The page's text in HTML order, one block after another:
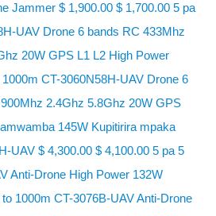
Jammer $ 1,900.00 $ 1,700.00 5 pa
UAV Drone 6 bands RC 433Mhz
20W GPS L1 L2 High Power
CT-3060N58H-UAV Drone 6
2.4Ghz 5.8Ghz 20W GPS
145W Kupitirira mpaka
UAV $ 4,300.00 $ 4,100.00 5 pa 5
Anti-Drone High Power 132W
1000m CT-3076B-UAV Anti-Drone